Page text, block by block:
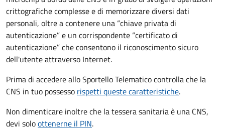
crittografiche complesse e di memorizzare diversi dati
personali, oltre a contenere una “chiave privata di
autenticazione” e un corrispondente “certificato di
autenticazione” che consentono il riconoscimento sicuro
dell'utente attraverso Internet.
Prima di accedere allo Sportello Telematico controlla che la
CNS in tuo possesso rispetti queste caratteristiche.
Non dimenticare inoltre che la tessera sanitaria è una CNS,
devi soloottenerne il PIN.